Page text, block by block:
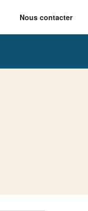
Nous contacter